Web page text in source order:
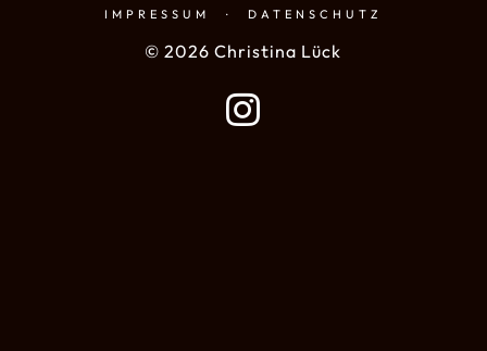
IMPRESSUM ·DATENSCHUTZ
© 2026 Christina Lück
